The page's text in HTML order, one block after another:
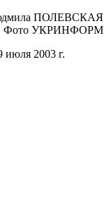
ПОЛЕВСКАЯ
Фото УКРИНФОРМ
июля 2003 г.